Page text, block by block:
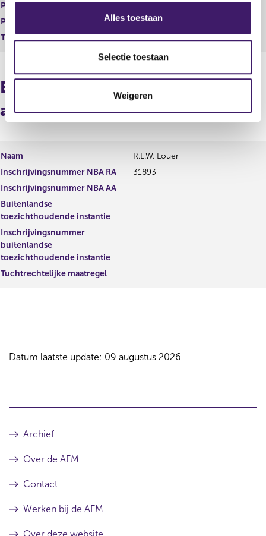
t
e
Alles toestaan
Selectie toestaan
Weigeren
Postcode
Plaats
Tuchtrechtelijke maatregel
Externe accountants (Verbonden
aan accountantsorganisatie)
Naam
R.L.W. Louer
Inschrijvingsnummer NBA RA
31893
Inschrijvingsnummer NBA AA
Buitenlandse
toezichthoudende instantie
Inschrijvingsnummer
buitenlandse
toezichthoudende instantie
Tuchtrechtelijke maatregel
Datum laatste update: 09 augustus 2026
Archief
Over de AFM
Contact
Werken bij de AFM